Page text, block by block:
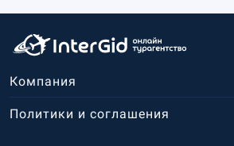
Компания
Политики и соглашения